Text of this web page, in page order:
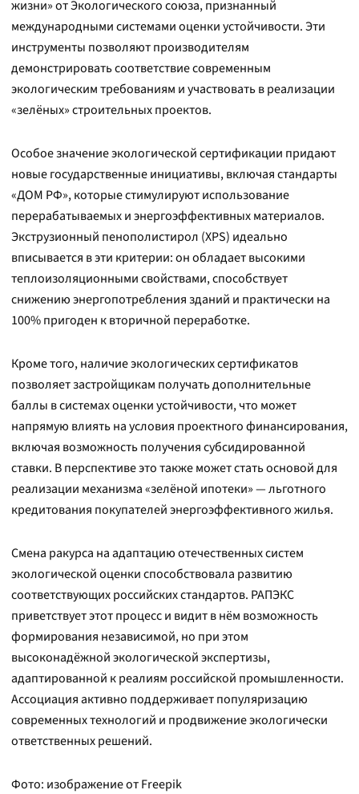
жизни» от Экологического союза, признанный
международными системами оценки устойчивости. Эти
инструменты позволяют производителям
демонстрировать соответствие современным
экологическим требованиям и участвовать в реализации
«зелёных» строительных проектов.
Особое значение экологической сертификации придают
новые государственные инициативы, включая стандарты
«ДОМ РФ», которые стимулируют использование
перерабатываемых и энергоэффективных материалов.
Экструзионный пенополистирол (XPS) идеально
вписывается в эти критерии: он обладает высокими
теплоизоляционными свойствами, способствует
снижению энергопотребления зданий и практически на
100% пригоден к вторичной переработке.
Кроме того, наличие экологических сертификатов
позволяет застройщикам получать дополнительные
баллы в системах оценки устойчивости, что может
напрямую влиять на условия проектного финансирования,
включая возможность получения субсидированной
ставки. В перспективе это также может стать основой для
реализации механизма «зелёной ипотеки» — льготного
кредитования покупателей энергоэффективного жилья.
Смена ракурса на адаптацию отечественных систем
экологической оценки способствовала развитию
соответствующих российских стандартов. РАПЭКС
приветствует этот процесс и видит в нём возможность
формирования независимой, но при этом
высоконадёжной экологической экспертизы,
адаптированной к реалиям российской промышленности.
Ассоциация активно поддерживает популяризацию
современных технологий и продвижение экологически
ответственных решений.
Фото: изображение от Freepik